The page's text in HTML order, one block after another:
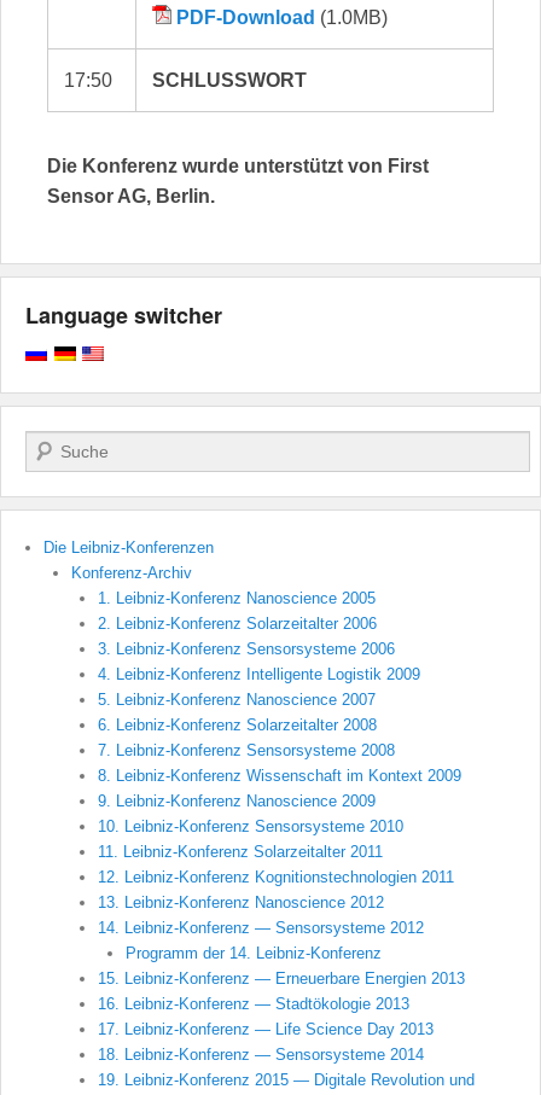
PDF-Download (1.0MB)
17:50 SCHLUSSWORT
Die Konferenz wurde unterstützt von First
Sensor AG, Berlin.
Language switcher
Поиск
Die Leibniz-Konferenzen
Konferenz-Archiv
1. Leibniz-Konferenz Nanoscience 2005
2. Leibniz-Konferenz Solarzeitalter 2006
3. Leibniz-Konferenz Sensorsysteme 2006
4. Leibniz-Konferenz Intelligente Logistik 2009
5. Leibniz-Konferenz Nanoscience 2007
6. Leibniz-Konferenz Solarzeitalter 2008
7. Leibniz-Konferenz Sensorsysteme 2008
8. Leibniz-Konferenz Wissenschaft im Kontext 2009
9. Leibniz-Konferenz Nanoscience 2009
10. Leibniz-Konferenz Sensorsysteme 2010
11. Leibniz-Konferenz Solarzeitalter 2011
12. Leibniz-Konferenz Kognitionstechnologien 2011
13. Leibniz-Konferenz Nanoscience 2012
14. Leibniz-Konferenz — Sensorsysteme 2012
Programm der 14. Leibniz-Konferenz
15. Leibniz-Konferenz — Erneuerbare Energien 2013
16. Leibniz-Konferenz — Stadtökologie 2013
17. Leibniz-Konferenz — Life Science Day 2013
18. Leibniz-Konferenz — Sensorsysteme 2014
19. Leibniz-Konferenz 2015 — Digitale Revolution und